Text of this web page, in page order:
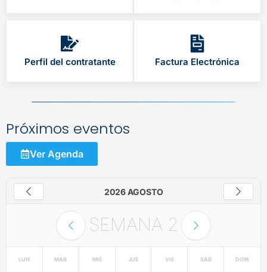
Perfil del contratante Factura Electrónica
Próximos eventos
Ver Agenda
2026 AGOSTO
SEMANA 2
LUN MAR MIÉ JUE VIE SÁB DOM